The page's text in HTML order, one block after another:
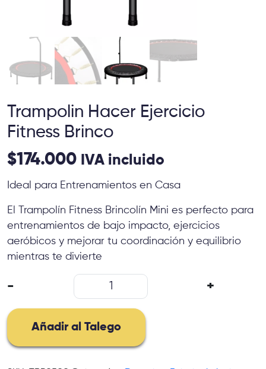
Trampolin Hacer Ejercicio
Fitness Brinco
$174.000 IVA incluido
Ideal para Entrenamientos en Casa
El Trampolín Fitness Brincolín Mini es perfecto para
entrenamientos de bajo impacto, ejercicios
aeróbicos y mejorar tu coordinación y equilibrio
mientras te divierte
-
Trampolin
Ejercicio
Fitness
cantidad
+
Añadir al Talego